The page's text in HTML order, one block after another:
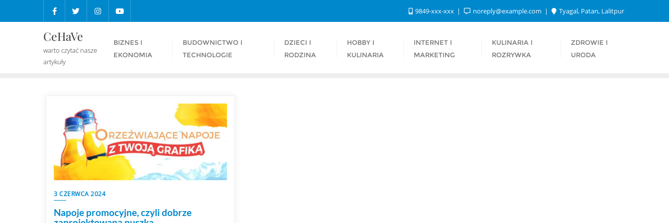
9849-xxx-xxx noreply@example.com Tyagal, Patan, Lalitpur
CeHaVe
warto czytać nasze
artykuły
BIZNES I
EKONOMIA
BUDOWNICTWO I
TECHNOLOGIE
DZIECI I
RODZINA
HOBBY I
KULINARIA
INTERNET I
MARKETING
KULINARIA I
ROZRYWKA
ZDROWIE I
URODA
3 CZERWCA 2024
Napoje promocyjne, czyli dobrze